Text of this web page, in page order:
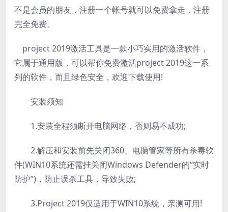
不是会员的朋友，注册一个帐号就可以免费拿走，注册
完全免费。
project 2019激活工具是一款小巧实用的激活软件，
它属于通用版，可以帮你免费激活project 2019这一系
列的软件，而且绿色安全，欢迎下载使用!
安装须知
1.安装全程须断开电脑网络，否则易不成功;
2.解压和安装前先关闭360、电脑管家等所有杀毒软
件(WIN10系统还需挂关闭Windows Defender的“实时
防护”)，防止误杀工具，导致失败;
3.Project 2019仅适用于WIN10系统，亲测可用!